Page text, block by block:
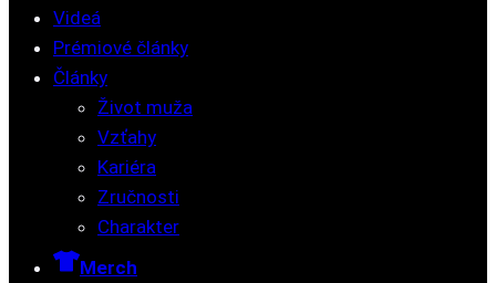
Videá
Prémiové články
Články
Život muža
Vzťahy
Kariéra
Zručnosti
Charakter
Merch